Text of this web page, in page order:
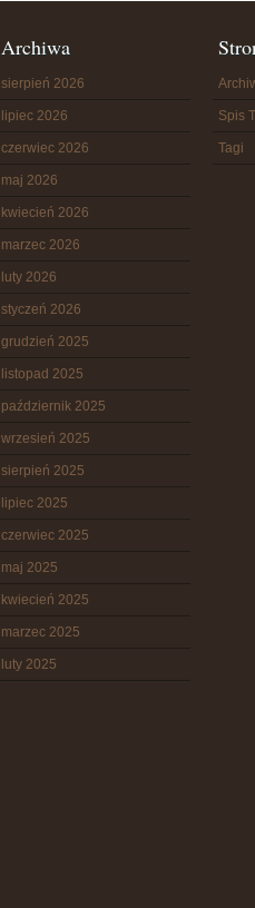
Archiwa
sierpień 2026
lipiec 2026
czerwiec 2026
maj 2026
kwiecień 2026
marzec 2026
luty 2026
styczeń 2026
grudzień 2025
listopad 2025
październik 2025
wrzesień 2025
sierpień 2025
lipiec 2025
czerwiec 2025
maj 2025
kwiecień 2025
marzec 2025
luty 2025
Spis
Tagi